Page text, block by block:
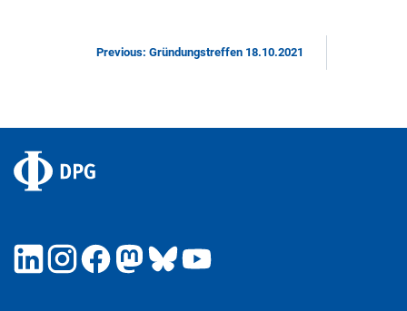
Previous: Gründungstreffen 18.10.2021